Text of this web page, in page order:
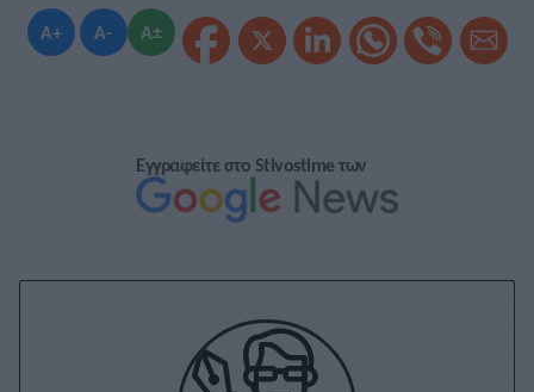
A+ A- A±
Εγγραφείτε στο Stivostime των